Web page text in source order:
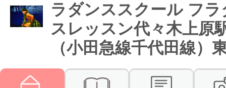
スクールを
駅・路線か
ラダンススクール フラ
スレッスン代々木上原
（小田急線千代田線）